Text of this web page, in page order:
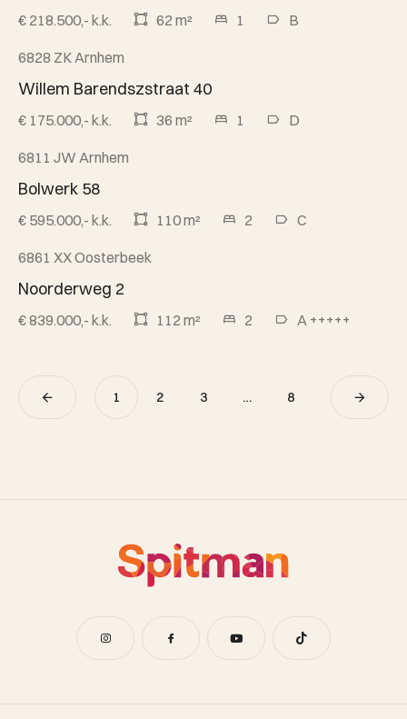
€ 218.500,- k.k. 62 m² 1 B
Beschikbaar
6828 ZK Arnhem
Willem Barendszstraat 40
€ 175.000,- k.k. 36 m² 1 D
Beschikbaar
6811 JW Arnhem
Bolwerk 58
€ 595.000,- k.k. 110 m² 2 C
Verkocht
6861 XX Oosterbeek
Noorderweg 2
€ 839.000,- k.k. 112 m² 2 A +++++
1 2 3 … 8